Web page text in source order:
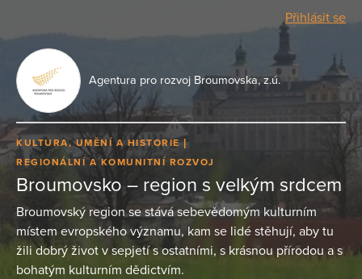
Přihlásit se
Agentura pro rozvoj Broumovska, z.ú.
KULTURA, UMĚNÍ A HISTORIE
REGIONÁLNÍ A KOMUNITNÍ ROZVOJ
Broumovsko – region s velkým srdcem
Broumovský region se stává sebevědomým kulturním
místem evropského významu, kam se lidé stěhují, aby tu
žili dobrý život v sepjetí s ostatními, s krásnou přírodou a s
bohatým kulturním dědictvím.